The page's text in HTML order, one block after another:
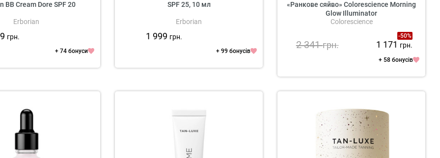
BB Cream Dore SPF 20
Erborian
грн.
+ 74 бонуси
SPF 25, 10 мл
Erborian
1 999 грн.
+ 99 бонусів
«Ранкове сяйво» Colorescience Morning
Glow Illuminator
Colorescience
-50%
2 341грн. 1 171 грн.
+ 58 бонусів